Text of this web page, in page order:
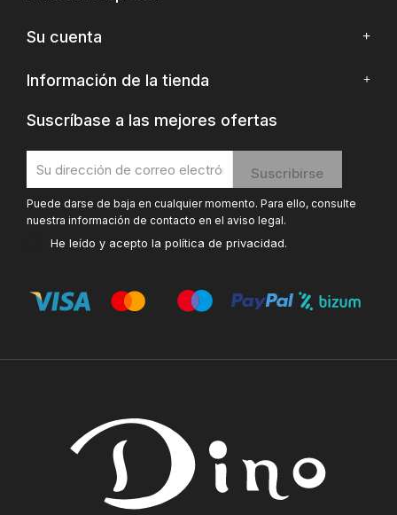
Su cuenta
Información de la tienda
Suscríbase a las mejores ofertas
Puede darse de baja en cualquier momento. Para ello, consulte
nuestra información de contacto en el aviso legal.
He leído y acepto la política de privacidad.